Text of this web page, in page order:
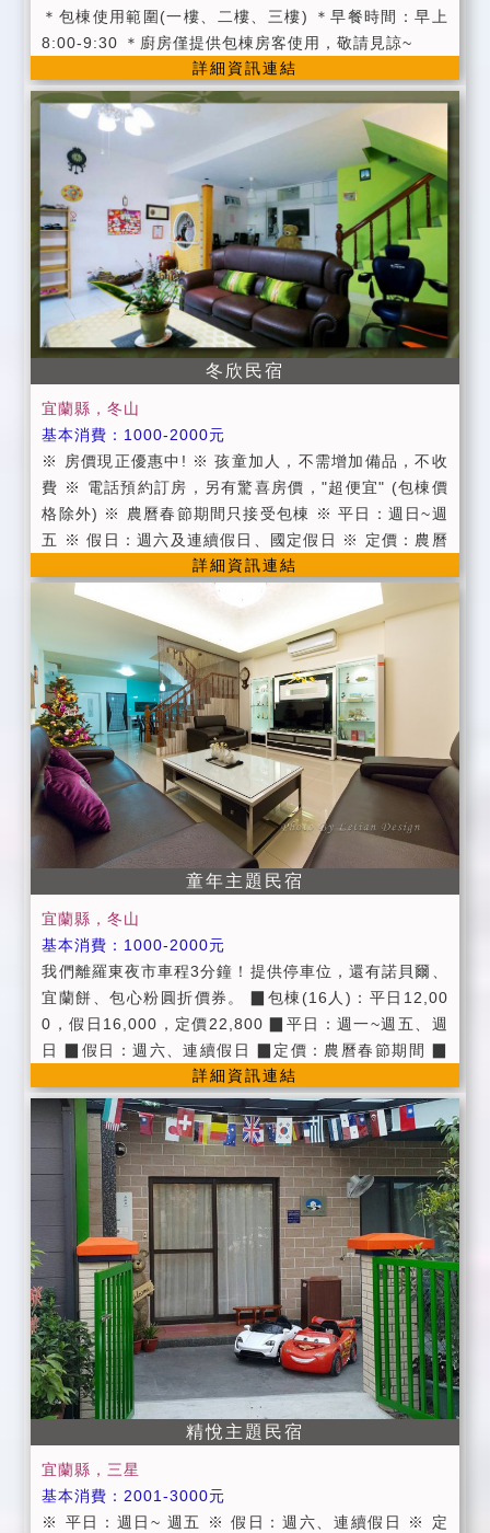
＊包棟使用範圍(一樓、二樓、三樓) ＊早餐時間：早上
8:00-9:30 ＊廚房僅提供包棟房客使用，敬請見諒~
詳細資訊連結
冬欣民宿
宜蘭縣，冬山
基本消費：1000-2000元
※ 房價現正優惠中! ※ 孩童加人，不需增加備品，不收
費 ※ 電話預約訂房，另有驚喜房價，"超便宜" (包棟價
格除外) ※ 農曆春節期間只接受包棟 ※ 平日：週日~週
五 ※ 假日：週六及連續假日、國定假日 ※ 定價：農曆
春節期間(包棟) ※ 短中長期承租，另有折扣 ■10人包棟
(使用2間四人房+1間雙人房) ■12人包棟(使用1間四人房
+1間六人房+1間雙人房) ●公共設施：寬頻上網（需自備
電腦)、飲水機、客廳。 ●包棟可使用廚房，需事先告
知。 ●備有免費停車場、免費自行車。 ●提供第四台有
線頻道電視。 ●提供旅遊資訊服務。 ●代購綠色博覽會
門票。 ●近羅東夜市約5-7分鐘、親水公園約5分鐘。 ●
代購國立傳統藝術中心、蘭陽博物館門票。 ●提供烤肉
場地(最晚烤至晚上九點) ●為維護住宿環境，室內請勿吸
煙，請勿攜帶寵物，不便處請見諒。
詳細資訊連結
童年主題民宿
宜蘭縣，冬山
基本消費：1000-2000元
我們離羅東夜市車程3分鐘！提供停車位，還有諾貝爾、
宜蘭餅、包心粉圓折價券。 ▉包棟(16人)：平日12,00
0，假日16,000，定價22,800 ▉平日：週一~週五、週
日 ▉假日：週六、連續假日 ▉定價：農曆春節期間 ▉
公共設施：廚房、公用冰箱、飲水機、寬頻上網wifi。
▉提供第四台有線頻道電視。 ▉提供早餐券。 ▉提供諾
貝爾、宜蘭餅、包心粉圓折價券。 ▉提供停車位 ▉進房
時間：當日下午15：00~18:00 ▉退房時間:隔日上午1
1:00以前。 ▉入住時請記得出示您的證件，以便我們登
記，在辦理登記的同時，也請您將住宿費一併繳交。 ▉
為維護住宿環境，室內請勿吸煙、請勿攜帶寵物。 ▉為
維護住宿安寧，請每位遊客保持輕聲細語，相互尊重住
宿空間上的安寧。 ▉個人貴重物品、請自行妥善保管、
如有遺失，恕不負責，敬請見諒。
詳細資訊連結
精悅主題民宿
宜蘭縣，三星
基本消費：2001-3000元
※ 平日：週日~ 週五 ※ 假日：週六、連續假日 ※ 定